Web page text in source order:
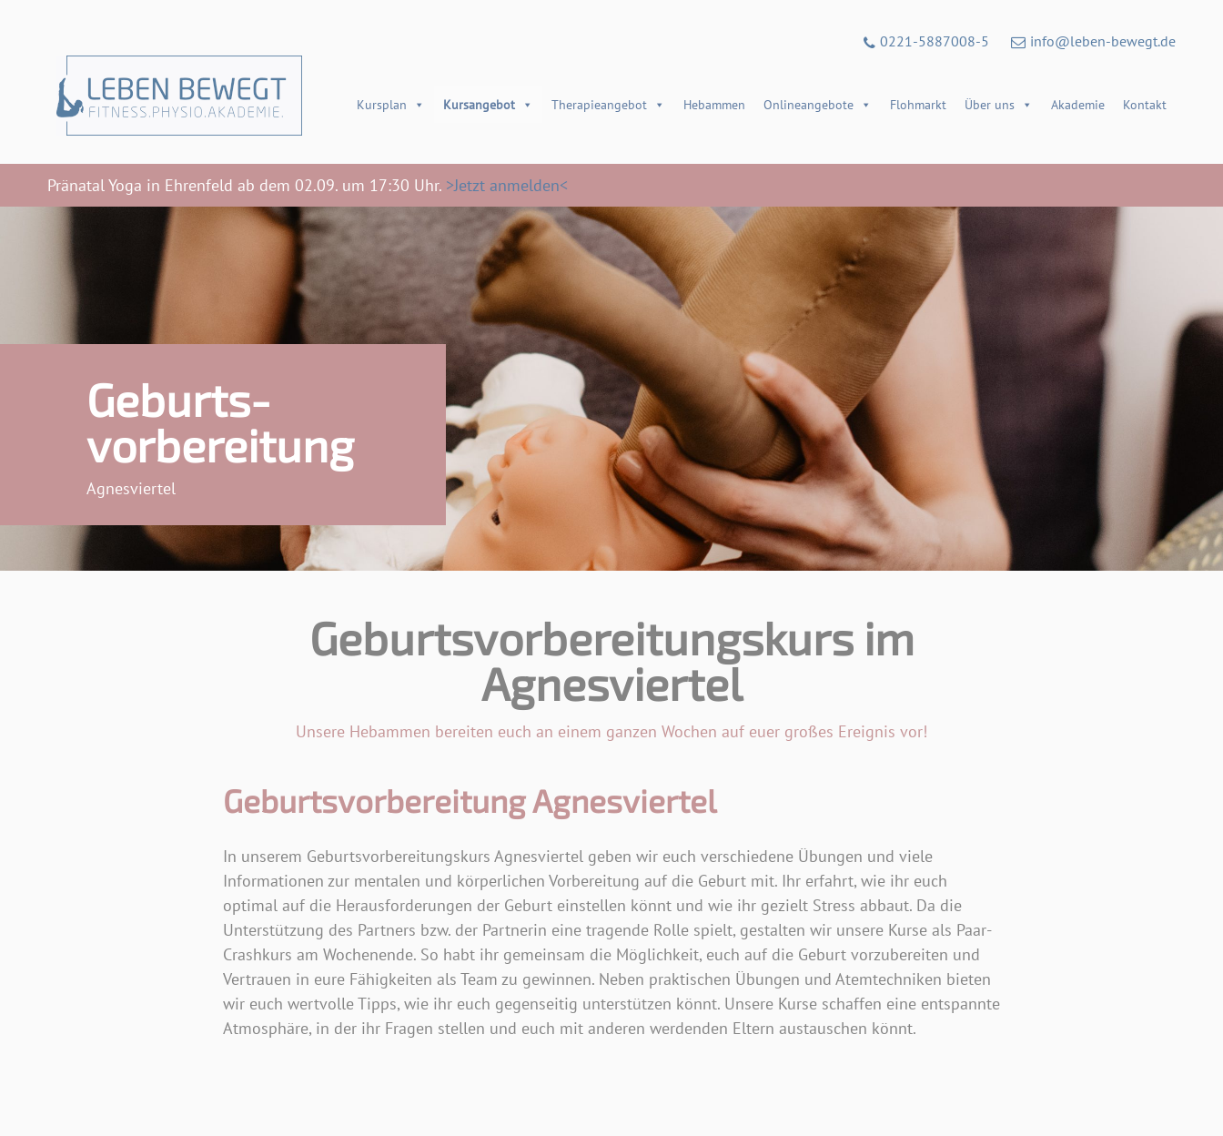
0221-5887008-5 info@leben-bewegt.de
Kursplan Kursangebot Therapieangebot Hebammen Onlineangebote Flohmarkt Über uns Akademie Kontakt
Pränatal Yoga in Ehrenfeld ab dem 02.09. um 17:30 Uhr. >Jetzt anmelden<
Geburts-
vorbereitung
Agnesviertel
Geburtsvorbereitungskurs im
Agnesviertel
Unsere Hebammen bereiten euch an einem ganzen Wochen auf euer großes Ereignis vor!
Geburtsvorbereitung Agnesviertel
In unserem Geburtsvorbereitungskurs Agnesviertel geben wir euch verschiedene Übungen und viele
Informationen zur mentalen und körperlichen Vorbereitung auf die Geburt mit. Ihr erfahrt, wie ihr euch
optimal auf die Herausforderungen der Geburt einstellen könnt und wie ihr gezielt Stress abbaut. Da die
Unterstützung des Partners bzw. der Partnerin eine tragende Rolle spielt, gestalten wir unsere Kurse als Paar-
Crashkurs am Wochenende. So habt ihr gemeinsam die Möglichkeit, euch auf die Geburt vorzubereiten und
Vertrauen in eure Fähigkeiten als Team zu gewinnen. Neben praktischen Übungen und Atemtechniken bieten
wir euch wertvolle Tipps, wie ihr euch gegenseitig unterstützen könnt. Unsere Kurse schaffen eine entspannte
Atmosphäre, in der ihr Fragen stellen und euch mit anderen werdenden Eltern austauschen könnt.